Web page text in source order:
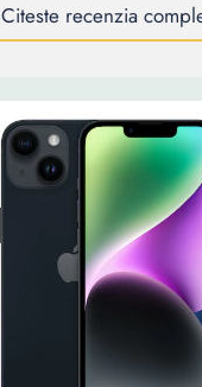
Citeste recenzia